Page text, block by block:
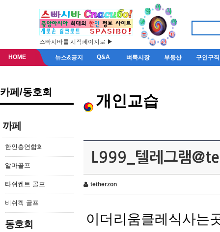
스빠시바를 시작페이지로 ▶
HOME 뉴스&공지 Q&A 벼룩시장 부동산 구인구직
카페/동호회
까페
한인총연합회
알마골프
타쉬켄트 골프
비쉬켁 골프
동호회
개인교습
L999_텔레그램
tetherzon
이더리움클레식사는